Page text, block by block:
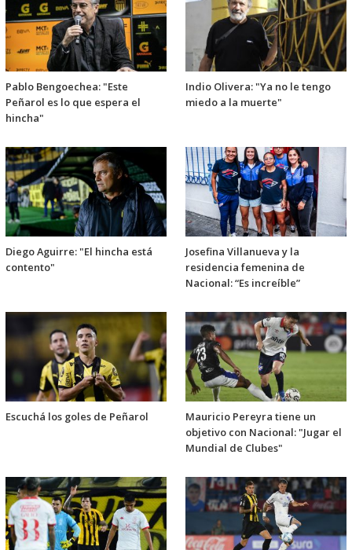
Pablo Bengoechea: "Este
Peñarol es lo que espera el
hincha"
Indio Olivera: "Ya no le tengo
miedo a la muerte"
Diego Aguirre: "El hincha está
contento"
Josefina Villanueva y la
residencia femenina de
Nacional: “Es increíble”
Escuchá los goles de Peñarol
Mauricio Pereyra tiene un
objetivo con Nacional: "Jugar el
Mundial de Clubes"